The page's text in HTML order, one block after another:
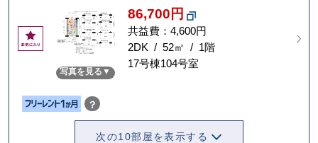
お
気
写真を見る
86,700円
共益費：4,600円
2DK / 52㎡ / 1階
17号棟104号室
？
次の10部屋を表示する